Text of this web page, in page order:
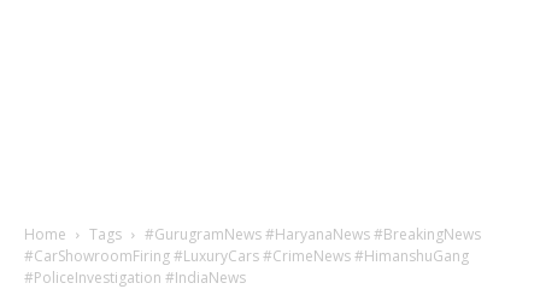
Home Tags
#GurugramNews #HaryanaNews #BreakingNews
#CarShowroomFiring #LuxuryCars #CrimeNews #HimanshuGang
#PoliceInvestigation #IndiaNews